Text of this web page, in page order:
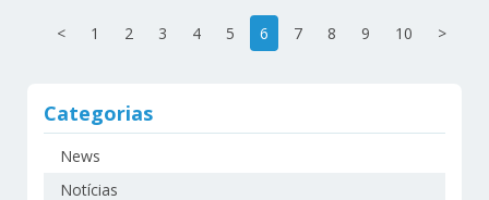
< 1 2 3 4 5 6 7 8 9 10 >
Categorias
News
Notícias